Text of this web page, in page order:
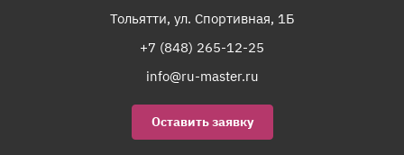
Тольятти, ул. Спортивная, 1Б
+7 (848) 265-12-25
info@ru-master.ru
Оставить заявку